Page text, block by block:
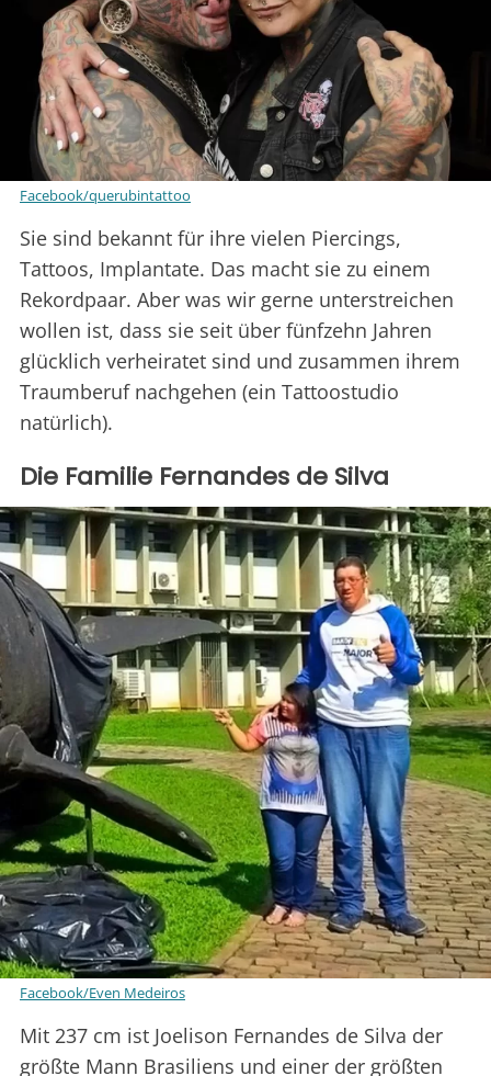
Facebook/querubintattoo
Sie sind bekannt für ihre vielen Piercings,
Tattoos, Implantate. Das macht sie zu einem
Rekordpaar. Aber was wir gerne unterstreichen
wollen ist, dass sie seit über fünfzehn Jahren
glücklich verheiratet sind und zusammen ihrem
Traumberuf nachgehen (ein Tattoostudio
natürlich).
Die Familie Fernandes de Silva
Facebook/Even Medeiros
Mit 237 cm ist Joelison Fernandes de Silva der
größte Mann Brasiliens und einer der größten